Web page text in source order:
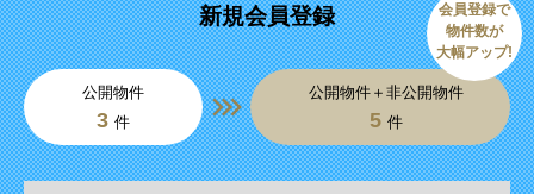
新規会員登録
公開物件
3 件
公開物件＋非公開物件
5 件
会員登録で
物件数が
大幅アップ!